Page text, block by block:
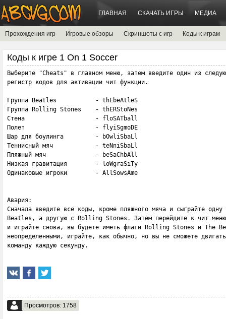
ГЛАВНАЯ СКАЧАТЬ ИГРЫ МЕДИА
Прохождения игр Игровые обзоры Скриншоты с игр Коды к играм
Коды к игре 1 On 1 Soccer
Выберите "Cheats" в главном меню, затем введите один из
регистр кодов для активации чит функции.
Группа Beatles           - thEbeAtleS
Группа Rolling Stones    - thERStoNes
Стена                    - floSATball
Полет                    - flyiSgmoDE
Шар для боулинга         - bOwliSbaLl
Теннисный мяч            - teNniSbaLl
Пляжный мяч              - beSaChbAll
Низкая гравитация        - loWgraSiTy
Одинаковые игроки        - AllSowsAme
Авария:
Сначала введите все коды, кроме пляжного мяча и сыграйте одну
Beatles, а другую с Rolling Stones. Затем перейдите к чит
и играйте снова, вы будете иметь флаги Rolling Stones и The
неопределенными, играйте, как обычно, но вы не сможете
команду каждую секунду.
Просмотров: 1758